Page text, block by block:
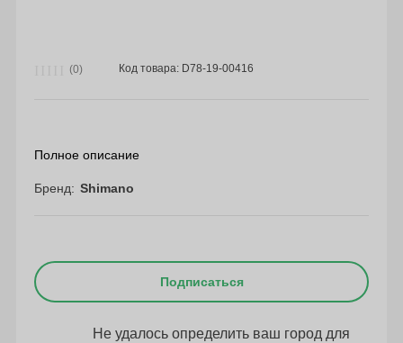
(0) Код товара: D78-19-00416
Полное описание
Бренд Shimano
Подписаться
Не удалось определить ваш город для